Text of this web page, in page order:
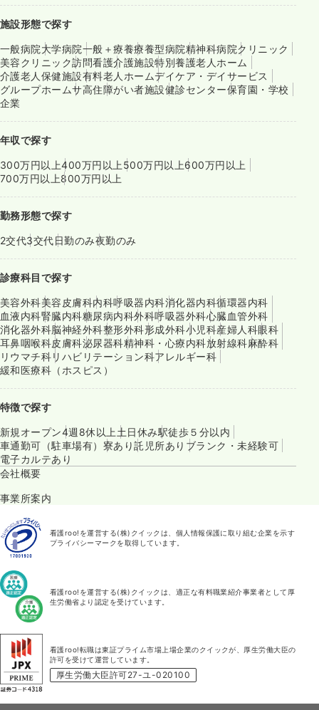
施設形態で探す
一般病院大学病院一般＋療養療養型病院精神科病院クリニック
美容クリニック訪問看護介護施設特別養護老人ホーム
介護老人保健施設有料老人ホームデイケア・デイサービス
グループホームサ高住障がい者施設健診センター保育園・学校
企業
年収で探す
300万円以上400万円以上 500万円以上600万円以上
700万円以上800万円以上
勤務形態で探す
2交代3交代日勤のみ夜勤のみ
診療科目で探す
美容外科美容皮膚科内科呼吸器内科消化器内科循環器内科
血液内科腎臓内科糖尿病内科外科呼吸器外科心臓血管外科
消化器外科脳神経外科整形外科形成外科小児科産婦人科眼科
耳鼻咽喉科皮膚科泌尿器科精神科・心療内科放射線科麻酔科
リウマチ科リハビリテーション科アレルギー科
緩和医療科（ホスピス）
特徴で探す
新規オープン4週8休以上 土日休み駅徒歩５分以内
車通勤可（駐車場有） 寮あり託児所あり ブランク・未経験可
電子カルテあり
会社概要
事業所案内
看護roo!を運営する(株)クイックは、個人情報保護に取り組む企業を示す
プライバシーマークを取得しています。
看護roo!を運営する(株)クイックは、適正な有料職業紹介事業者として厚
生労働省より認定を受けています。
看護roo!転職は東証プライム市場上場企業のクイックが、厚生労働大臣の
許可を受けて運営しています。
厚生労働大臣許可27-ユ-020100